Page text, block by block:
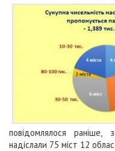
повідомлялося
надіслали 75 міст 12